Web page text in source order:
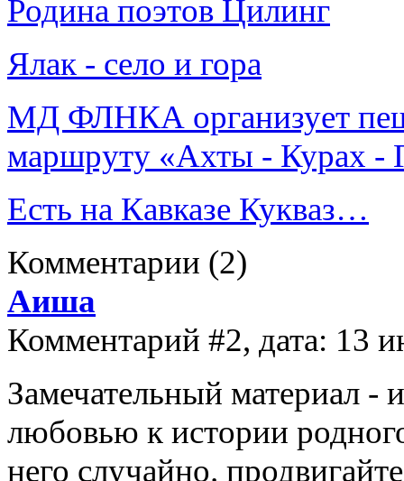
Родина поэтов Цилинг
Ялак - село и гора
МД ФЛНКА организует
маршруту «Ахты - Курах -
Есть на Кавказе Кукваз…
Комментарии (2)
Аиша
Комментарий #2, дата: 13
Замечательный материал -
любовью к истории
него случайно.